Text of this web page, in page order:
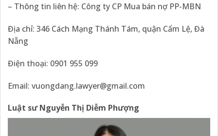
– Thông tin liên hệ: Công ty CP Mua bán nợ PP-MBN
Địa chỉ: 346 Cách Mạng Thánh Tám, quận Cẩm Lệ, Đà
Nẵng
Điện thoại: 0901 955 099
Email: vuongdang.lawyer@gmail.com
Luật sư Nguyễn Thị Diễm Phượng